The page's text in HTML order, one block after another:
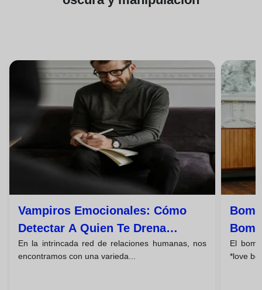
Vampiros Emocionales: Cómo
Detectar A Quien Te Drena
Energía Para Controlarte
En la intrincada red de relaciones humanas, nos
encontramos con una varieda...
La
El
*love